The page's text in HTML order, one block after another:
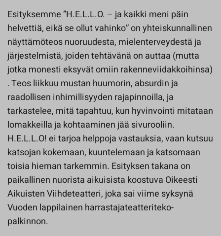
Esityksemme ”H.E.L.L.O. – ja kaikki meni päin
helvettiä, eikä se ollut vahinko” on yhteiskunnallinen
näyttämöteos nuoruudesta, mielenterveydestä ja
järjestelmistä, joiden tehtävänä on auttaa (mutta
jotka monesti eksyvät omiin rakenneviidakkoihinsa)
. Teos liikkuu mustan huumorin, absurdin ja
raadollisen inhimillisyyden rajapinnoilla, ja
tarkastelee, mitä tapahtuu, kun hyvinvointi mitataan
lomakkeilla ja kohtaaminen jää sivurooliin.
H.E.L.L.O! ei tarjoa helppoja vastauksia, vaan kutsuu
katsojan kokemaan, kuuntelemaan ja katsomaan
toisia hieman tarkemmin. Esityksen takana on
paikallinen nuorista aikuisista koostuva Oikeesti
Aikuisten Viihdeteatteri, joka sai viime syksynä
Vuoden lappilainen harrastajateatteriteko-
palkinnon.